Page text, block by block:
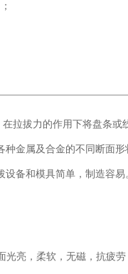
拉拔力的作用下将盘条
金属及合金的不同断面
设备和模具简单，制造容易
光亮，柔软，无磁，抗疲